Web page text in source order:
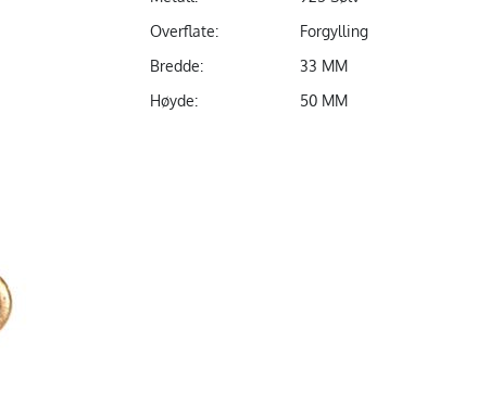
Overflate:
Forgylling
Bredde:
33 MM
Høyde:
50 MM